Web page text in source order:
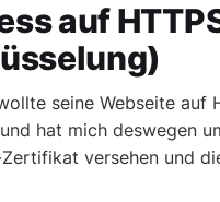
auf
seine Webseite auf
hat mich deswegen
versehen und